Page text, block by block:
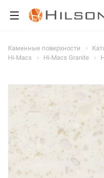
Каменные поверхности
Hi-Macs
Hi-Macs Granite